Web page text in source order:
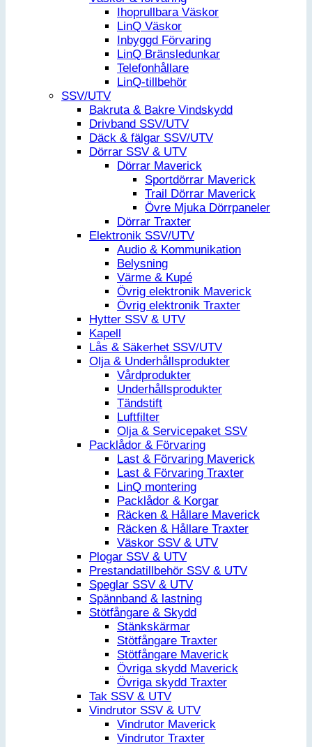
Ihoprullbara Väskor
LinQ Väskor
Inbyggd Förvaring
LinQ Bränsledunkar
Telefonhållare
LinQ-tillbehör
SSV/UTV
Bakruta & Bakre Vindskydd
Drivband SSV/UTV
Däck & fälgar SSV/UTV
Dörrar SSV & UTV
Dörrar Maverick
Sportdörrar Maverick
Trail Dörrar Maverick
Övre Mjuka Dörrpaneler
Dörrar Traxter
Elektronik SSV/UTV
Audio & Kommunikation
Belysning
Värme & Kupé
Övrig elektronik Maverick
Övrig elektronik Traxter
Hytter SSV & UTV
Kapell
Lås & Säkerhet SSV/UTV
Olja & Underhållsprodukter
Vårdprodukter
Underhållsprodukter
Tändstift
Luftfilter
Olja & Servicepaket SSV
Packlådor & Förvaring
Last & Förvaring Maverick
Last & Förvaring Traxter
LinQ montering
Packlådor & Korgar
Räcken & Hållare Maverick
Räcken & Hållare Traxter
Väskor SSV & UTV
Plogar SSV & UTV
Prestandatillbehör SSV & UTV
Speglar SSV & UTV
Spännband & lastning
Stötfångare & Skydd
Stänkskärmar
Stötfångare Traxter
Stötfångare Maverick
Övriga skydd Maverick
Övriga skydd Traxter
Tak SSV & UTV
Vindrutor SSV & UTV
Vindrutor Maverick
Vindrutor Traxter